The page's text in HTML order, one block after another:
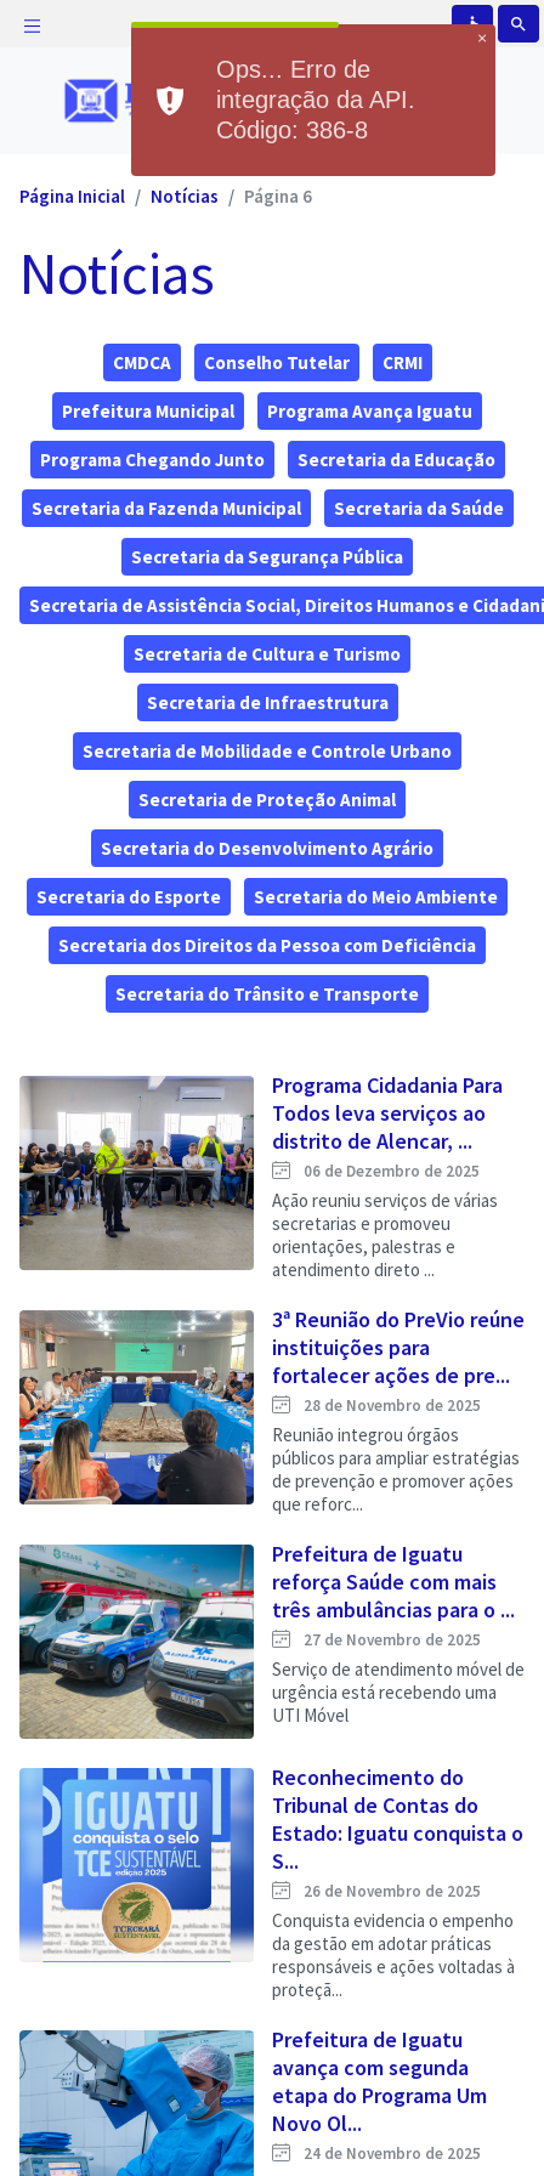
accessible search
Página Inicial Notícias Página 6
Notícias
CMDCA Conselho Tutelar CRMI
Prefeitura Municipal Programa Avança Iguatu
Programa Chegando Junto Secretaria da Educação
Secretaria da Fazenda Municipal Secretaria da Saúde
Secretaria da Segurança Pública
Secretaria de Assistência Social, Direitos Humanos e
Secretaria de Cultura e Turismo
Secretaria de Infraestrutura
Secretaria de Mobilidade e Controle Urbano
Secretaria de Proteção Animal
Secretaria do Desenvolvimento Agrário
Secretaria do Esporte Secretaria do Meio Ambiente
Secretaria dos Direitos da Pessoa com Deficiência
Secretaria do Trânsito e Transporte
Programa Cidadania Para
Todos leva serviços ao
distrito de Alencar, ...
06 de Dezembro de 2025
Ação reuniu serviços de várias
secretarias e promoveu
orientações, palestras e
atendimento direto ...
3ª Reunião do PreVio reúne
instituições para
fortalecer ações de pre...
28 de Novembro de 2025
Reunião integrou órgãos
públicos para ampliar estratégias
de prevenção e promover ações
que reforc...
Prefeitura de Iguatu
reforça Saúde com mais
três ambulâncias para o ...
27 de Novembro de 2025
Serviço de atendimento móvel de
urgência está recebendo uma
UTI Móvel
Reconhecimento do
Tribunal de Contas do
Estado: Iguatu conquista o
S...
26 de Novembro de 2025
Conquista evidencia o empenho
da gestão em adotar práticas
responsáveis e ações voltadas à
proteçã...
Prefeitura de Iguatu
avança com segunda
etapa do Programa Um
Novo Ol...
24 de Novembro de 2025
×
Ops... Erro de
integração da API.
Código: 386-8